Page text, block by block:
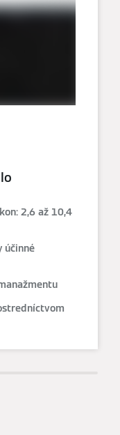
2,6 až 10,4
účinné